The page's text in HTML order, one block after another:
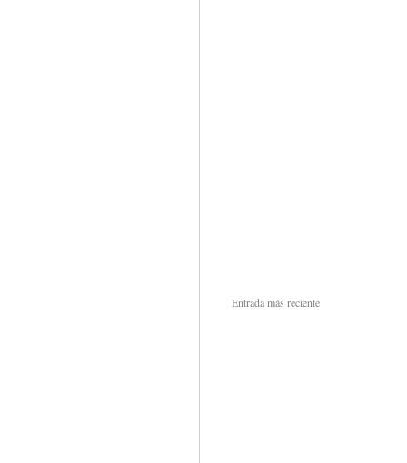
Entrada más reciente